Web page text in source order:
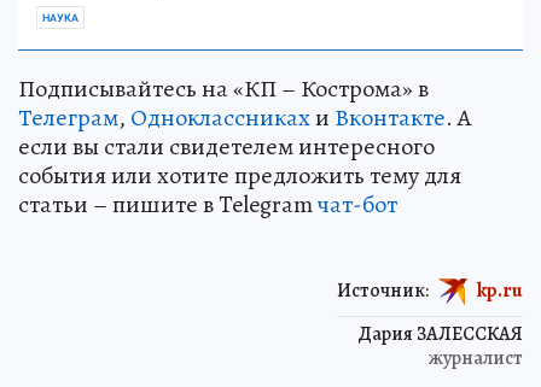
НАУКА
Подписывайтесь на «КП – Кострома» в
Телеграм, Одноклассникахи Вконтакте. А
если вы стали свидетелем интересного
события или хотите предложить тему для
статьи – пишите в Telegramчат-бот
Дария ЗАЛЕССКАЯ
журналист
Источник: kp.ru